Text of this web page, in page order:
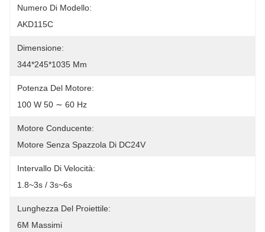
Numero Di Modello:
AKD115C
Dimensione:
344*245*1035 Mm
Potenza Del Motore:
100 W 50 ∼ 60 Hz
Motore Conducente:
Motore Senza Spazzola Di DC24V
Intervallo Di Velocità:
1.8~3s / 3s~6s
Lunghezza Del Proiettile:
6M Massimi